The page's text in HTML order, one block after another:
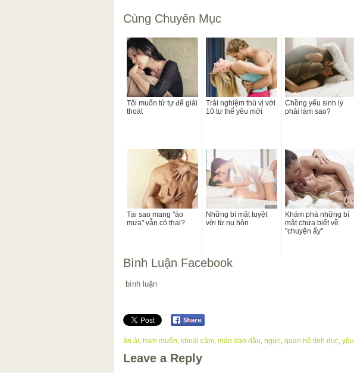
Cùng Chuyên Mục
Tôi muốn tử tự để giải
thoát
Trải nghiệm thú vị với
10 tư thế yêu mới
Chồng yếu sinh lý
phải làm sao?
Tại sao mang "áo
mưa" vẫn có thai?
Những bí mật tuyệt
vời từ nụ hôn
Khám phá những bí
mật chưa biết về
"chuyện ấy"
Bình Luận Facebook
bình luận
ân ái ham muốn khoái cảm màn dạo đầu ngực quan hệ tình dục yêu
Leave a Reply